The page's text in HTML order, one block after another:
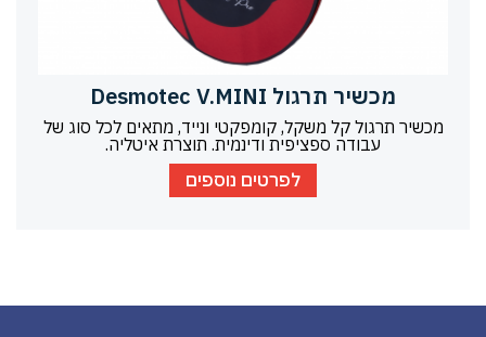
מכשיר תרגול Desmotec V.MINI
מכשיר תרגול קל משקל, קומפקטי ונייד, מתאים לכל סוג של
עבודה ספציפית ודינמית. תוצרת איטליה.
לפרטים נוספים